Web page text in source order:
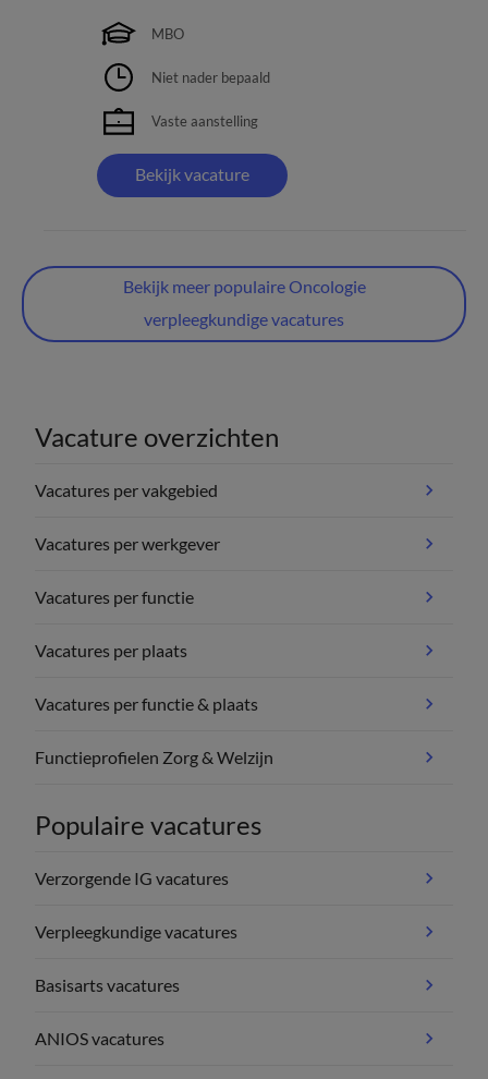
MBO
Niet nader bepaald
Vaste aanstelling
Bekijk vacature
Bekijk meer populaire Oncologie
verpleegkundige vacatures
Vacature overzichten
Vacatures per vakgebied
Vacatures per werkgever
Vacatures per functie
Vacatures per plaats
Vacatures per functie & plaats
Functieprofielen Zorg & Welzijn
Populaire vacatures
Verzorgende IG vacatures
Verpleegkundige vacatures
Basisarts vacatures
ANIOS vacatures